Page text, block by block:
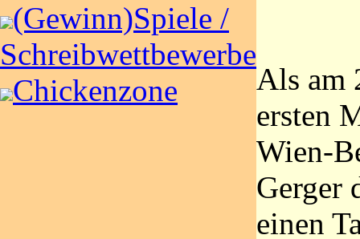
(Gewinn)Spiele /
Schreibwettbewerbe
Chickenzone
Als am
ersten
Wien-
Gerger
einen